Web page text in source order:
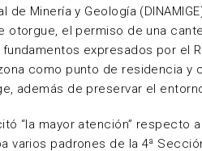
de Minería y Geología (DINAMIGE
otorgue, el permiso de una
fundamentos expresados por el
como punto de residencia y
además de preservar el
“la mayor atención” respecto
varios padrones de la 4ª